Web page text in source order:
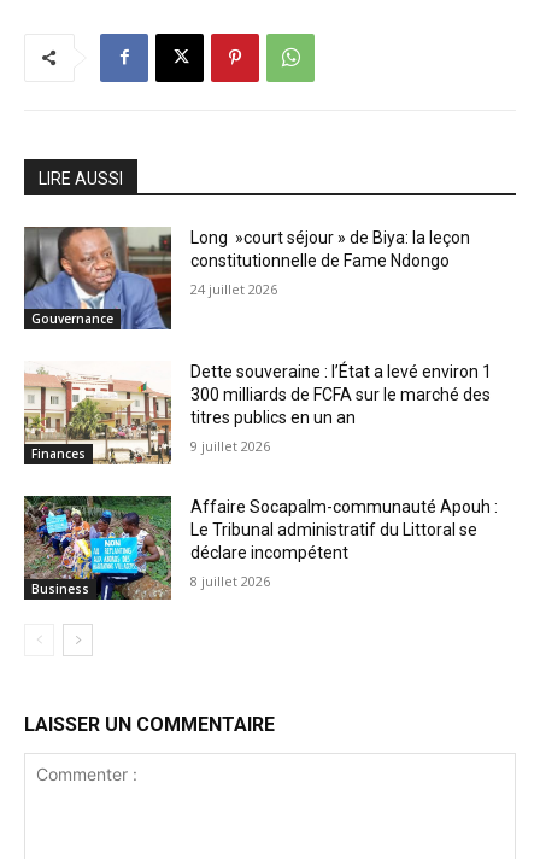
LIRE AUSSI
Gouvernance
Long »court séjour » de Biya: la leçon
constitutionnelle de Fame Ndongo
24 juillet 2026
Finances
Dette souveraine : l’État a levé environ 1
300 milliards de FCFA sur le marché des
titres publics en un an
9 juillet 2026
Business
Affaire Socapalm-communauté Apouh :
Le Tribunal administratif du Littoral se
déclare incompétent
8 juillet 2026
LAISSER UN COMMENTAIRE